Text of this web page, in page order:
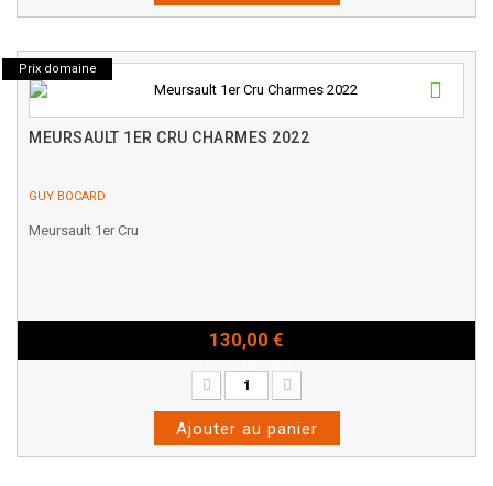
Prix domaine
MEURSAULT 1ER CRU CHARMES 2022
GUY BOCARD
Meursault 1er Cru
130,00 €
Ajouter au panier